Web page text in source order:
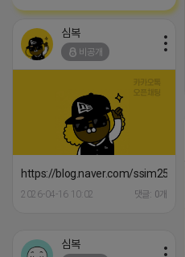
심복
비공개
https://blog.naver.com/
2026-04-16 10:02 댓글: 0개
심복